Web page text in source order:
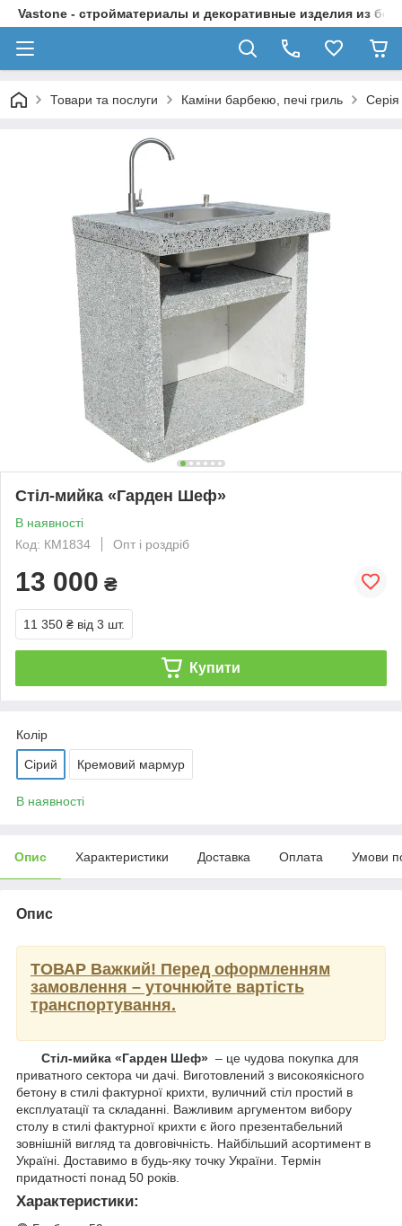
Vastone - стройматериалы и декоративные изделия из
Товари та послуги Каміни барбекю, печі гриль
Стіл-мийка «Гарден Шеф»
В наявності
Код: КМ1834
Опт і роздріб
13 000 ₴
11 350 ₴ від 3 шт.
Купити
Колір
Сірий Кремовий мармур
В наявності
Опис Характеристики Доставка Оплата Умови
Опис
ТОВАР Важкий! Перед оформленням
замовлення – уточнюйте вартість
транспортування.
Стіл-мийка «Гарден Шеф» – це чудова покупка для
приватного сектора чи дачі. Виготовлений з високоякісного
бетону в стилі фактурної крихти, вуличний стіл простий в
експлуатації та складанні. Важливим аргументом вибору
столу в стилі фактурної крихти є його презентабельний
зовнішній вигляд та довговічність. Найбільший асортимент в
Україні. Доставимо в будь-яку точку України. Термін
придатності понад 50 років.
Характеристики: